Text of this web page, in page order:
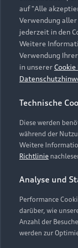
Plug-in-Hybride
Gebrauchtwagen
Finanzierung
Aktionen &
Geschäftskunden
Audi Services
Garantie
Audi digital
myAudi
Kundenservice
Händlersuche
Audi Code
Online-
Servicekontakt
Vertrag
Über Audi
Unternehmen
Karriere
Investor Relations
Presse & Media
Datenschutz
Audi erleben
Newsletter
Impressum
Cookie-Richtlinie
Hinweis: Die
Embleme am
Webseite kann
auf "Alle
Verwendung
jederzeit in den
Weitere
Verwendung
in unserer
Technische
Diese werden
während der
Weitere
Richtlinie
Analyse und
Performance
darüber, wie
Anzahl der
werden zur